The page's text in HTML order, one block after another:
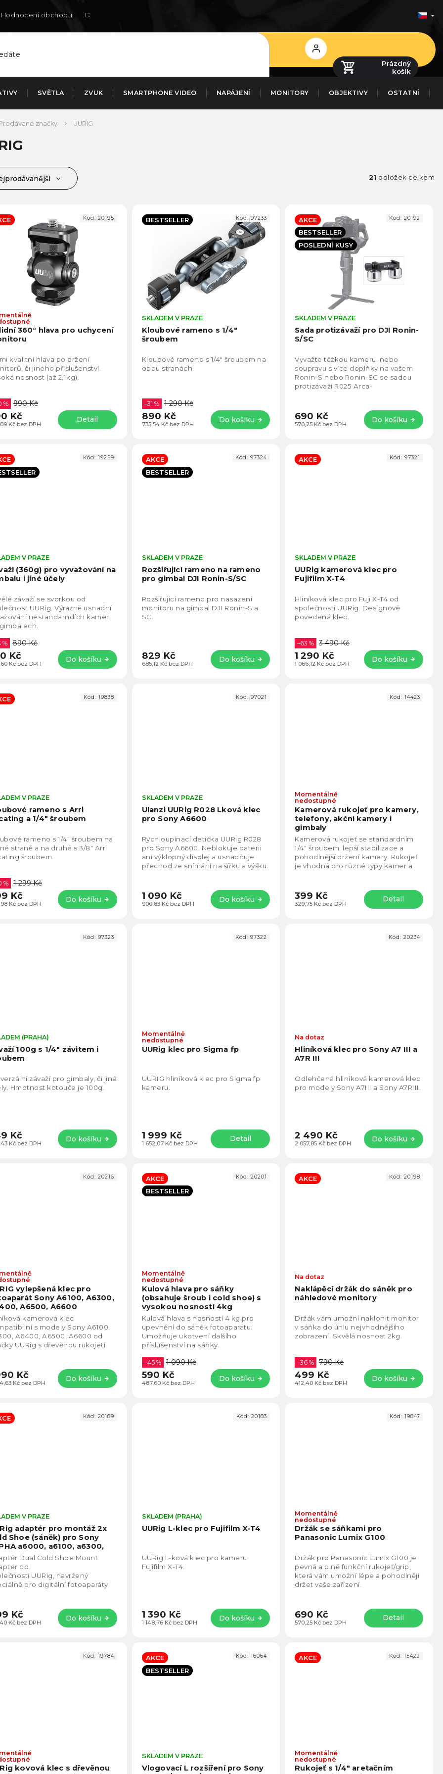
Hodnocení obchodu Doručení na SK
Přihlášení
Prázdný
košík
SVĚTLA ZVUK SMARTPHONE VIDEO NAPÁJENÍ MONITORY OBJEKTIVY OSTATNÍ
značky UURIG
21 položek celkem
360° hlava pro uchycení
Průměrné
hodnocení
produktu
Kč bez DPH
% 990 Kč
Kč Detail
kvalitní hlava po držení
či jiného příslušenství.
nosnost (až 2,1kg).
Kód: 20195 BESTSELLER
Kloubové rameno s 1/4"
šroubem
Průměrné
hodnocení
produktu
hvězdiček.
SKLADEM V PRAZE
735,54 Kč bez DPH
–31 % 1 290 Kč
890 Kč Do košíku
Kloubové rameno s 1/4" šroubem na
obou stranách.
Kód:97233
AKCE
BESTSELLER
POSLEDNÍ KUSY
Sada protizávaží pro DJI Ronin-
S/SC
SKLADEM V PRAZE
570,25 Kč bez DPH
690 Kč Do košíku
Vyvažte těžkou kameru, nebo
soupravu s více doplňky na vašem
Ronin-S nebo Ronin-SC se sadou
protizávaží R025 Arca-
Kód: 20192
(360g) pro vyvažování na
i jiné účely
Průměrné
hodnocení
produktu
V PRAZE
Kč bez DPH
% 890 Kč
Kč Do košíku
závaží se svorkou od
UURig. Výrazně usnadní
nestandarndích kamer
Kód: 19259
AKCE
BESTSELLER
Rozšiřující rameno na rameno
pro gimbal DJI Ronin-S/SC
Průměrné
hodnocení
produktu
SKLADEM V PRAZE
685,12 Kč bez DPH
829 Kč Do košíku
Rozšiřující rameno pro nasazení
monitoru na gimbal DJI Ronin-S a
SC.
Kód:97324 AKCE
UURig kamerová klec pro
Fujifilm X-T4
SKLADEM V PRAZE
1 066,12 Kč bez DPH
–63 % 3 490 Kč
1 290 Kč Do košíku
Hliníková klec pro Fuji X-T4 od
společnosti UURig. Designově
povedená klec.
Kód: 97321
rameno s Arri
a 1/4" šroubem
Průměrné
hodnocení
produktu
hvězdiček.
V PRAZE
Kč bez DPH
% 1 299 Kč
Kč Do košíku
rameno s 1/4" šroubem na
straně a na druhé s 3/8" Arri
šroubem.
Kód: 19838
Ulanzi UURig R028 Lková klec
pro Sony A6600
Průměrné
hodnocení
produktu
hvězdiček.
SKLADEM V PRAZE
900,83 Kč bez DPH
1 090 Kč Do košíku
Rychloupínací detička UURig R028
pro Sony A6600. Neblokuje baterii
ani výklopný displej a usnadňuje
přechod ze snímání na šířku a výšku.
Kód:97021
Kamerová rukojeť pro kamery,
telefony, akční kamery i
gimbaly
Momentálně
nedostupné
329,75 Kč bez DPH
399 Kč Detail
Kamerová rukojeť se standardním
1/4" šroubem, lepší stabilizace a
pohodlnější držení kamery. Rukojeť
je vhodná pro různé typy kamer a
Kód: 14423
100g s 1/4" závitem i
Průměrné
hodnocení
(PRAHA)
Kč bez DPH
Kč Do košíku
závaží pro gimbaly, či jiné
Hmotnost kotouče je 100g.
Kód: 97323
UURig klec pro Sigma fp
Průměrné
hodnocení
produktu
Momentálně
nedostupné
1 652,07 Kč bez DPH
1 999 Kč Detail
UURIG hliníková klec pro Sigma fp
kameru.
Kód:97322
Hliníková klec pro Sony A7 III a
A7R III
Na dotaz
2 057,85 Kč bez DPH
2 490 Kč Do košíku
Odlehčená hliníková kamerová klec
pro modely Sony A7III a Sony A7RIII.
Kód: 20234
vylepšená klec pro
Sony A6100, A6300,
A6500, A6600
Průměrné
hodnocení
produktu
hvězdiček.
Kč bez DPH
Kč Do košíku
kamerová klec
s modely Sony A6100,
A6400, A6500, A6600 od
UURig s dřevěnou rukojetí.
Kód: 20216
AKCE
BESTSELLER
Kulová hlava pro sáňky
(obsahuje šroub i cold shoe) s
vysokou nosností 4kg
Průměrné
hodnocení
produktu
Momentálně
nedostupné
487,60 Kč bez DPH
–45 % 1 090 Kč
590 Kč Do košíku
Kulová hlava s nosností 4 kg pro
upevnění do sáněk fotoaparátu.
Umožňuje ukotvení dalšího
příslušenství na sáňky.
Kód:20201 AKCE
Naklápěcí držák do sáněk pro
náhledové monitory
Na dotaz
412,40 Kč bez DPH
–36 % 790 Kč
499 Kč Do košíku
Držák vám umožní naklonit monitor
v sáňka do úhlu nejvhodnějšího
zobrazení. Skvělá nosnost 2kg.
Kód: 20198
adaptér pro montáž 2x
Shoe (sáněk) pro Sony
a6000, a6100, a6300,
a6500 a a6600
Průměrné
hodnocení
V PRAZE
Kč bez DPH
Kč Do košíku
Dual Cold Shoe Mount
od
UURig, navržený
pro digitální fotoaparáty
Kód: 20189
UURig L-klec pro Fujifilm X-T4
Průměrné
hodnocení
produktu
hvězdiček.
SKLADEM (PRAHA)
1 148,76 Kč bez DPH
1 390 Kč Do košíku
UURig L-ková klec pro kameru
Fujifilm X-T4.
Kód:20183
Držák se sáňkami pro
Panasonic Lumix G100
Momentálně
nedostupné
570,25 Kč bez DPH
690 Kč Detail
Držák pro Panasonic Lumix G100 je
pevná a plně funkční rukojeť/grip,
která vám umožní lépe a pohodlnějí
držet vaše zařízení.
Kód: 19847
kovová klec s dřevěnou
Průměrné
hodnocení
Kód: 19784
AKCE
BESTSELLER
Vlogovací L rozšíření pro Sony
Průměrné
hodnocení
SKLADEM V PRAZE
Kód:16064 AKCE
Rukojeť s 1/4" aretačním
Momentálně
nedostupné
Kód: 15422